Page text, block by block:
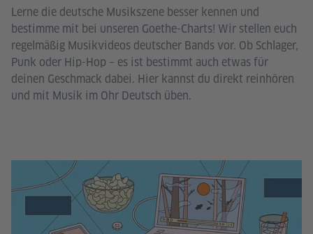
Lerne die deutsche Musikszene besser kennen und
bestimme mit bei unseren Goethe-Charts! Wir stellen euch
regelmäßig Musikvideos deutscher Bands vor. Ob Schlager,
Punk oder Hip-Hop – es ist bestimmt auch etwas für
deinen Geschmack dabei. Hier kannst du direkt reinhören
und mit Musik im Ohr Deutsch üben.